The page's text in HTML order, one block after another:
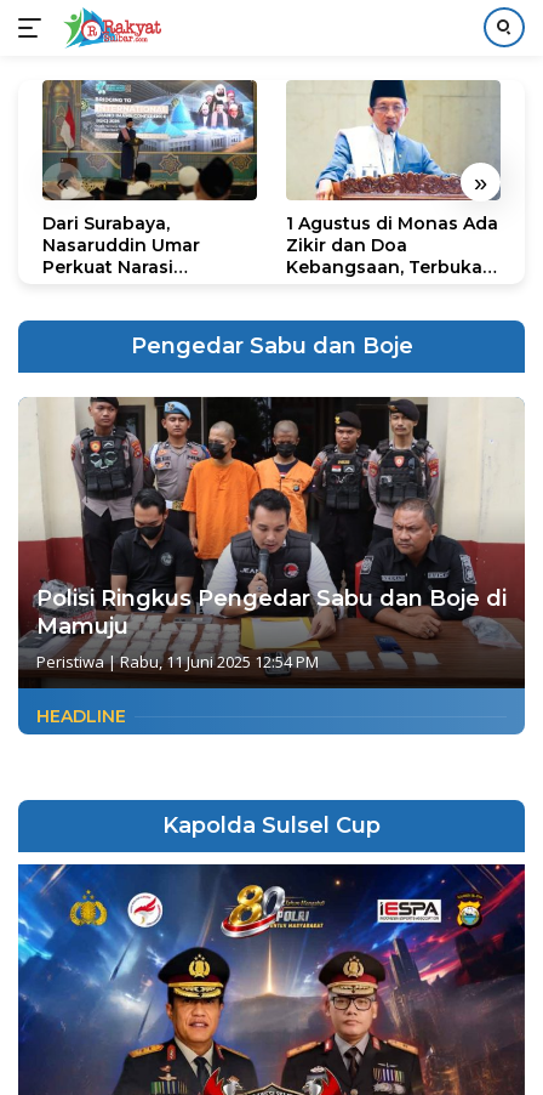
konten
« »
Dari Surabaya,
Nasaruddin Umar
Perkuat Narasi
1 Agustus di Monas Ada
Zikir dan Doa
Kebangsaan, Terbuka
Pengedar Sabu dan Boje
Polisi Ringkus Pengedar Sabu dan Boje di
Mamuju
Peristiwa|Rabu, 11 Juni 2025 12:54 PM
HEADLINE
Kapolda Sulsel Cup